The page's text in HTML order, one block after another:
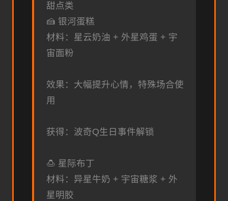
甜点类
🍰 银河蛋糕
材料：星云奶油 + 外星鸡蛋 + 宇
宙面粉
效果：大幅提升心情，特殊场合使
用
获得：波奇Q生日事件解锁
🍮 星际布丁
材料：异星牛奶 + 宇宙糖浆 + 外
星明胶